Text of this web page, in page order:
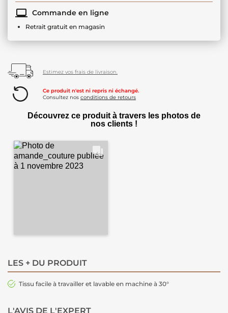
Commande en ligne
Retrait gratuit en magasin
Estimez vos frais de livraison.
Ce produit n'est ni repris ni échangé.
Consultez nos conditions de retours
Découvrez ce produit à travers les photos de
nos clients !
LES + DU PRODUIT
Tissu facile à travailler et lavable en machine à 30°
L'AVIS DE L'EXPERT